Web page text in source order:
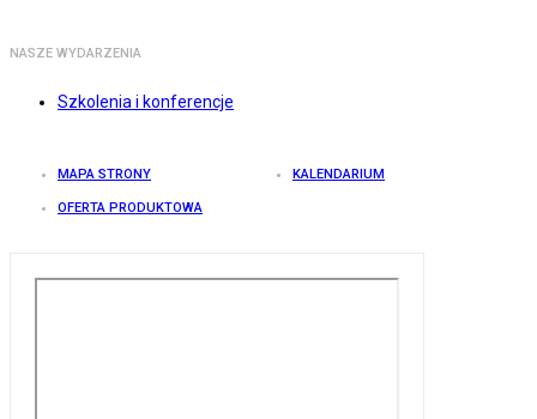
NASZE WYDARZENIA
Szkolenia i konferencje
MAPA STRONY KALENDARIUM
OFERTA PRODUKTOWA